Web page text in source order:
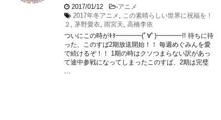
2017/01/12 -アニメ
2017年冬アニメ
この素晴らしい世界に祝福を！
２
茅野愛衣 雨宮天 高橋李依
ついにこの時がｷﾀ━━━━(ﾟ∀ﾟ)━━━━!! 待ちに待
った、このすば2期放送開始！！ 毎週めぐみんを愛
で続けるぞ！！ 1期の時はクソつまらない訳があっ
て途中参戦になってしまったこのすば、2期は完璧